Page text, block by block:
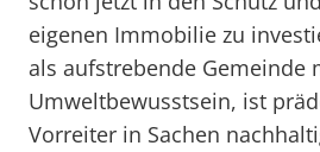
eigenen Immobilie zu
als aufstrebende Gemeinde
Umweltbewusstsein, ist
Vorreiter in Sachen